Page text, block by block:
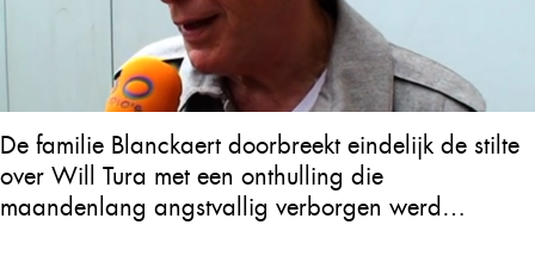
De familie Blanckaert doorbreekt eindelijk de stilte
over Will Tura met een onthulling die
maandenlang angstvallig verborgen werd